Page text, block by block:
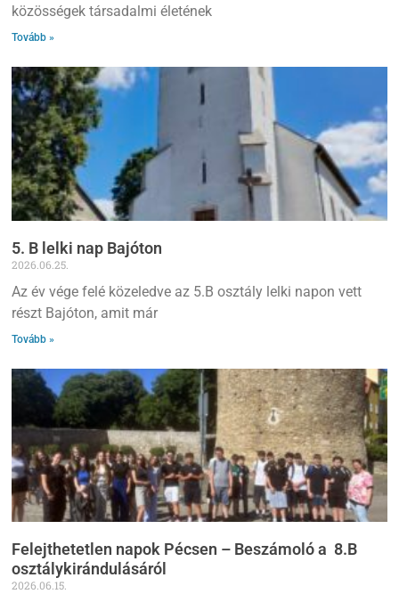
közösségek társadalmi életének
Tovább »
5. B lelki nap Bajóton
2026.06.25.
Az év vége felé közeledve az 5.B osztály lelki napon vett
részt Bajóton, amit már
Tovább »
Felejthetetlen napok Pécsen – Beszámoló a 8.B
osztálykirándulásáról
2026.06.15.